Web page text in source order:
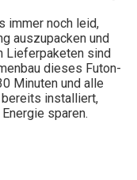
immer noch leid,
auszupacken und
Lieferpaketen sind
dieses Futon-
Minuten und alle
installiert,
sparen.